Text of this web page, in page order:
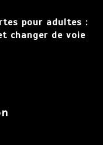
pour adultes :
changer de voie